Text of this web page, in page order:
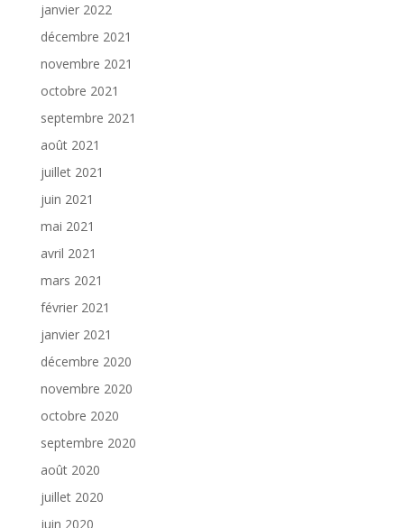
janvier 2022
décembre 2021
novembre 2021
octobre 2021
septembre 2021
août 2021
juillet 2021
juin 2021
mai 2021
avril 2021
mars 2021
février 2021
janvier 2021
décembre 2020
novembre 2020
octobre 2020
septembre 2020
août 2020
juillet 2020
juin 2020